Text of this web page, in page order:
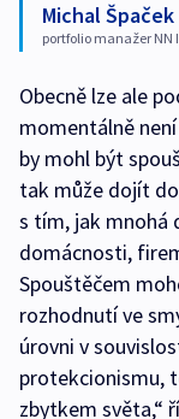
Michal Špaček
portfolio manažer NN
Obecně lze ale
momentálně
by mohl být
tak může dojít
s tím, jak mnohá
domácnosti,
Spouštěčem
rozhodnutí ve
úrovni v
protekcionismu,
zbytkem světa,“